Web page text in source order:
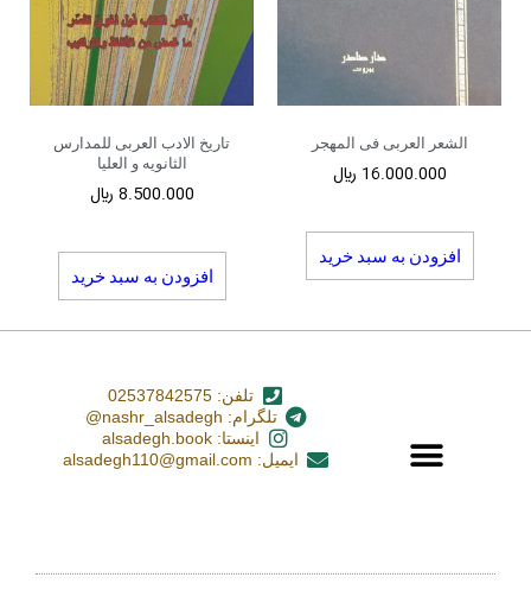
الشعر العربی فی المهجر
16.000.000 ﷼
افزودن به سبد خرید
تاریخ الادب العربی للمدارس
الثانویه و العلیا
8.500.000 ﷼
افزودن به سبد خرید
تلفن: 02537842575
تلگرام: nashr_alsadegh@
اینستا: alsadegh.book
ایمیل: alsadegh110@gmail.com